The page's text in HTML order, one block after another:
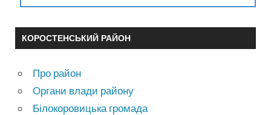
КОРОСТЕНСЬКИЙ РАЙОН
Про район
Органи влади району
Білокоровицька громада